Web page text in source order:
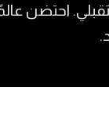
احتضن